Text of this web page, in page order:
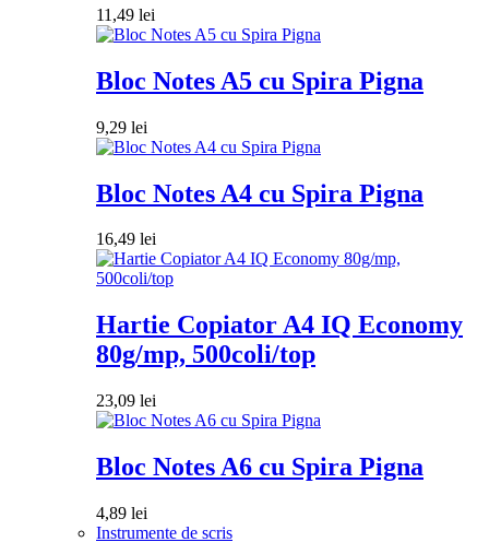
11,49 lei
Bloc Notes A5 cu Spira Pigna
9,29 lei
Bloc Notes A4 cu Spira Pigna
16,49 lei
Hartie Copiator A4 IQ Economy
80g/mp, 500coli/top
23,09 lei
Bloc Notes A6 cu Spira Pigna
4,89 lei
Instrumente de scris